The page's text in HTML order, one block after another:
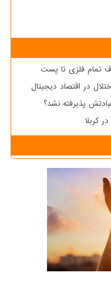
تمام فلزی تا پست
در اقتصاد دیجیتال
پذیرفته نشد؟
کربلا